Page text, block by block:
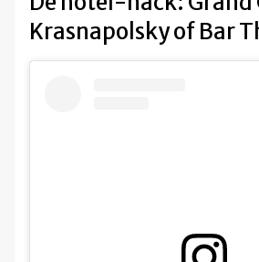
Krasnapolsky of Bar